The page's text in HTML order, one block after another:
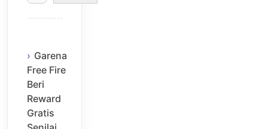
Garena
Free Fire
Beri
Reward
Gratis